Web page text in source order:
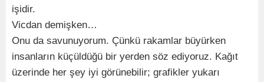
işidir.
Vicdan demişken…
Onu da savunuyorum. Çünkü rakamlar büyürken
insanların küçüldüğü bir yerden söz ediyoruz. Kağıt
üzerinde her şey iyi görünebilir; grafikler yukarı